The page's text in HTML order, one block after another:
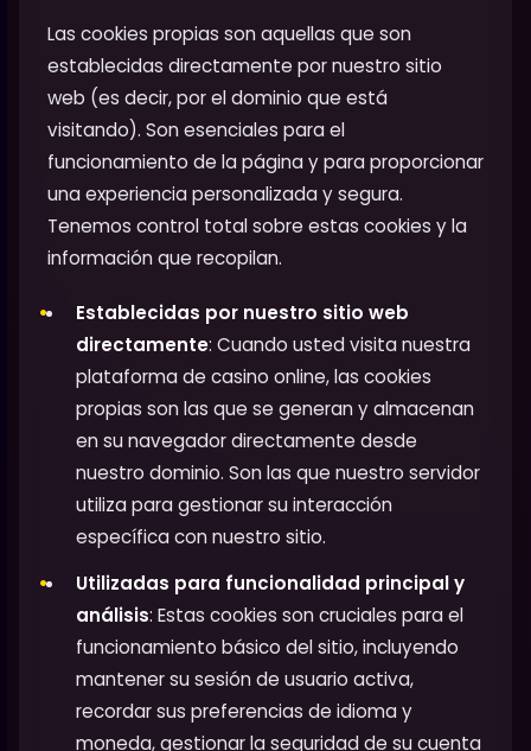
Las cookies propias son aquellas que son
establecidas directamente por nuestro sitio
web (es decir, por el dominio que está
visitando). Son esenciales para el
funcionamiento de la página y para proporcionar
una experiencia personalizada y segura.
Tenemos control total sobre estas cookies y la
información que recopilan.
Establecidas por nuestro sitio web
directamente: Cuando usted visita nuestra
plataforma de casino online, las cookies
propias son las que se generan y almacenan
en su navegador directamente desde
nuestro dominio. Son las que nuestro servidor
utiliza para gestionar su interacción
específica con nuestro sitio.
Utilizadas para funcionalidad principal y
análisis: Estas cookies son cruciales para el
funcionamiento básico del sitio, incluyendo
mantener su sesión de usuario activa,
recordar sus preferencias de idioma y
moneda, gestionar la seguridad de su cuenta